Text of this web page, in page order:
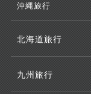
沖縄旅行
北海道旅行
九州旅行